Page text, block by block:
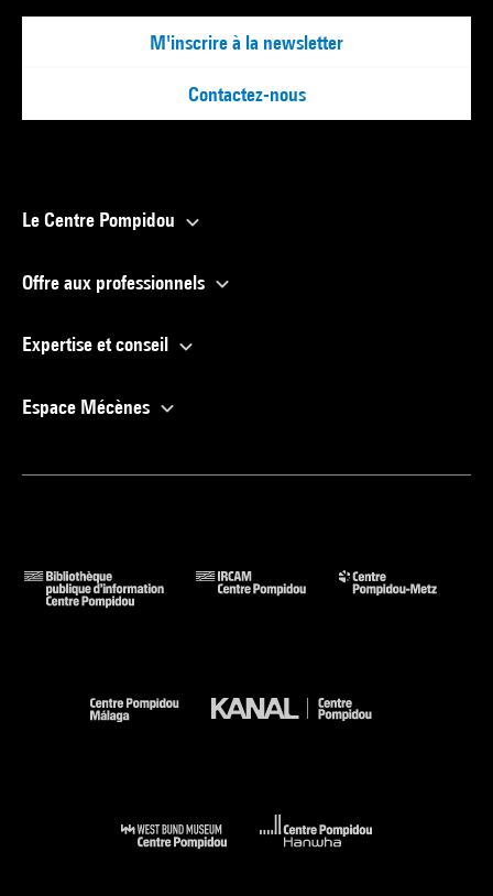
M'inscrire à la newsletter
Contactez-nous
Le Centre Pompidou
Offre aux professionnels
Expertise et conseil
Espace Mécènes